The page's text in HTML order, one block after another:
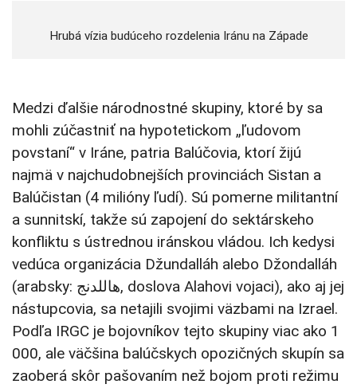
Hrubá vízia budúceho rozdelenia Iránu na Západe
Medzi ďalšie národnostné skupiny, ktoré by sa
mohli zúčastniť na hypotetickom „ľudovom
povstaní“ v Iráne, patria Balúčovia, ktorí žijú
najmä v najchudobnejších provinciách Sistan a
Balúčistan (4 milióny ľudí). Sú pomerne militantní
a sunnitskí, takže sú zapojení do sektárskeho
konfliktu s ústrednou iránskou vládou. Ich kedysi
vedúca organizácia Džundalláh alebo Džondalláh
(arabsky: هاللدنج, doslova Alahovi vojaci), ako aj jej
nástupcovia, sa netajili svojimi väzbami na Izrael.
Podľa IRGC je bojovníkov tejto skupiny viac ako 1
000, ale väčšina balúčskych opozičných skupín sa
zaoberá skôr pašovaním než bojom proti režimu